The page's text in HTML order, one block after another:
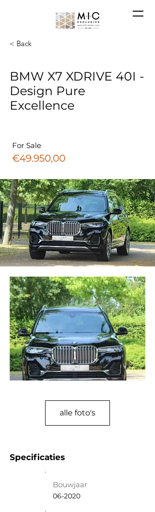
< Back
BMW X7 XDRIVE 40I -
Design Pure
Excellence
For Sale
€49.950,00
alle foto's
Specificaties
Bouwjaar
06-2020